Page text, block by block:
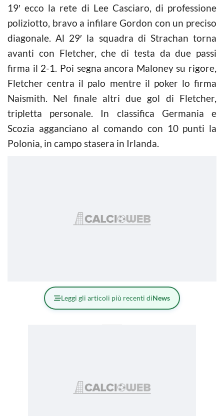
19′ ecco la rete di Lee Casciaro, di professione
poliziotto, bravo a infilare Gordon con un preciso
diagonale. Al 29′ la squadra di Strachan torna
avanti con Fletcher, che di testa da due passi
firma il 2-1. Poi segna ancora Maloney su rigore,
Fletcher centra il palo mentre il poker lo firma
Naismith. Nel finale altri due gol di Fletcher,
tripletta personale. In classifica Germania e
Scozia agganciano al comando con 10 punti la
Polonia, in campo stasera in Irlanda.
Leggi gli articoli più recenti diNews